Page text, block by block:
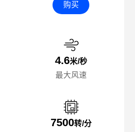
购买
4.6米/秒
最大风速
7500转/分